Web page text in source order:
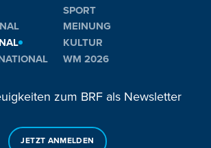
SPORT
MEINUNG
KULTUR
WM 2026
zum BRF als Newsletter
JETZT ANMELDEN